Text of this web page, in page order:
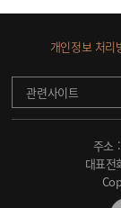
개인정보 처리
관련사이트
주소
대표전